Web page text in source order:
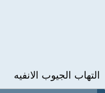
التهاب الجيوب الانفيه